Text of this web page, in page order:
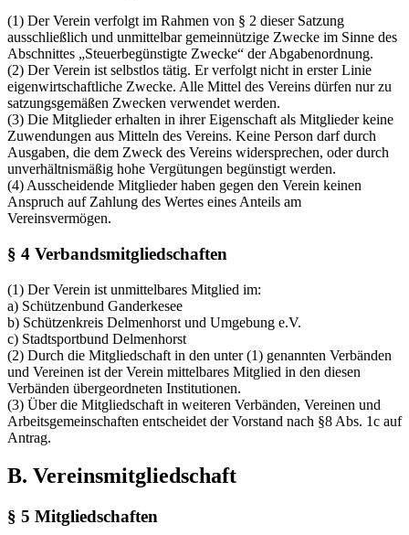
(1) Der Verein verfolgt im Rahmen von § 2 dieser Satzung
ausschließlich und unmittelbar gemeinnützige Zwecke im Sinne des
Abschnittes „Steuerbegünstigte Zwecke“ der Abgabenordnung.
(2) Der Verein ist selbstlos tätig. Er verfolgt nicht in erster Linie
eigenwirtschaftliche Zwecke. Alle Mittel des Vereins dürfen nur zu
satzungsgemäßen Zwecken verwendet werden.
(3) Die Mitglieder erhalten in ihrer Eigenschaft als Mitglieder keine
Zuwendungen aus Mitteln des Vereins. Keine Person darf durch
Ausgaben, die dem Zweck des Vereins widersprechen, oder durch
unverhältnismäßig hohe Vergütungen begünstigt werden.
(4) Ausscheidende Mitglieder haben gegen den Verein keinen
Anspruch auf Zahlung des Wertes eines Anteils am
Vereinsvermögen.
§ 4 Verbandsmitgliedschaften
(1) Der Verein ist unmittelbares Mitglied im:
a) Schützenbund Ganderkesee
b) Schützenkreis Delmenhorst und Umgebung e.V.
c) Stadtsportbund Delmenhorst
(2) Durch die Mitgliedschaft in den unter (1) genannten Verbänden
und Vereinen ist der Verein mittelbares Mitglied in den diesen
Verbänden übergeordneten Institutionen.
(3) Über die Mitgliedschaft in weiteren Verbänden, Vereinen und
Arbeitsgemeinschaften entscheidet der Vorstand nach §8 Abs. 1c auf
Antrag.
B. Vereinsmitgliedschaft
§ 5 Mitgliedschaften